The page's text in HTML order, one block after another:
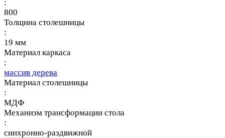
:
800
Толщина столешницы
:
19 мм
Материал каркаса
:
массив дерева
Материал столешницы
:
МДФ
Механизм трансформации стола
:
синхронно-раздвижной